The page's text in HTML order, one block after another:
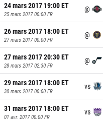
24 mars 2017 19:00ET
25 mars 2017 00:00 FR
@
26 mars 2017 18:00ET
27 mars 2017 00:00 FR
@
27 mars 2017 20:30ET
28 mars 2017 02:30 FR
@
29 mars 2017 18:00ET
30 mars 2017 00:00 FR
vs
31 mars 2017 18:00ET
01 avr. 2017 00:00 FR
vs